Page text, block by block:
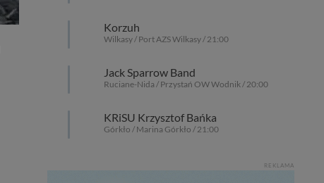
Korzuh
Wilkasy / Port AZS Wilkasy / 21:00
Jack Sparrow Band
Ruciane-Nida / Przystań OW Wodnik / 20:00
KRiSU Krzysztof Bańka
Górkło / Marina Górkło / 21:00
REKLAMA